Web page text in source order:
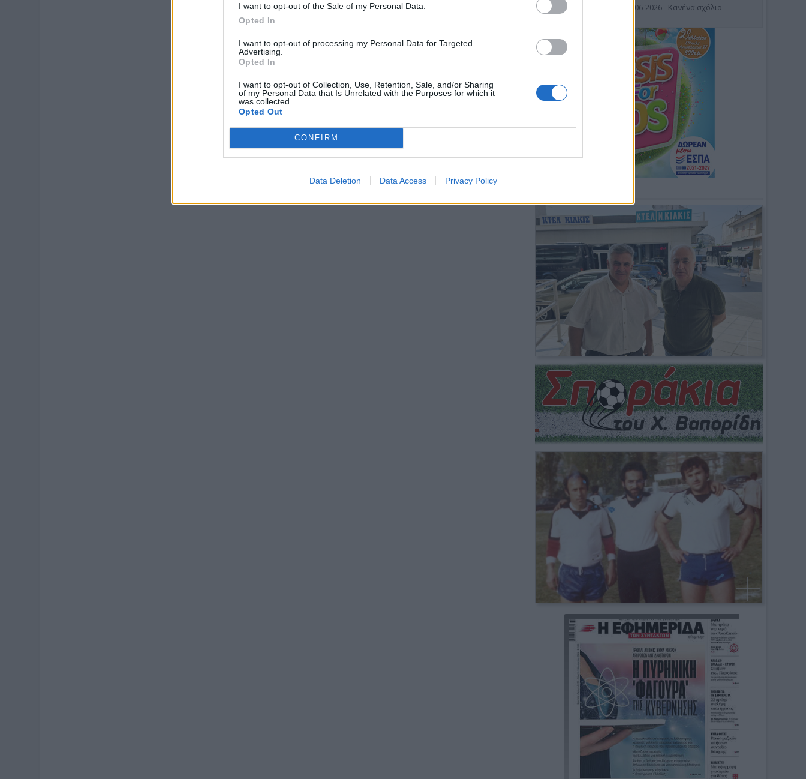
I want to opt-out of the Sale of my Personal Data.
Opted In
I want to opt-out of processing my Personal Data for Targeted
Advertising.
Opted In
I want to opt-out of Collection, Use, Retention, Sale, and/or Sharing
of my Personal Data that Is Unrelated with the Purposes for which it
was collected.
Opted Out
CONFIRM
Data Deletion Data Access Privacy Policy
19-06-2026 - Κανένα σχόλιο